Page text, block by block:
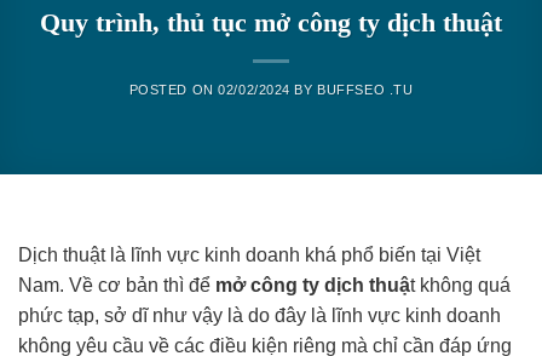
Quy trình, thủ tục mở công ty dịch thuật
POSTED ON02/02/2024 BY BUFFSEO .TU
Dịch thuật là lĩnh vực kinh doanh khá phổ biến tại Việt
Nam. Về cơ bản thì để mở công ty dịch thuật không quá
phức tạp, sở dĩ như vậy là do đây là lĩnh vực kinh doanh
không yêu cầu về các điều kiện riêng mà chỉ cần đáp ứng